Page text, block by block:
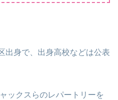
出身で、出身高校などは公表
ックスらのレパートリーを